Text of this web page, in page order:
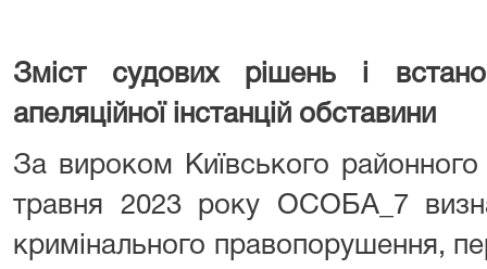
Змістсудових рішень і
апеляційної інстанцій обставини
За вироком Київського
травня 2023 року ОСОБА_7
кримінального правопорушення,